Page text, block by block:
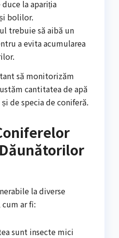
la apariția
bolilor.
trebuie să aibă un
a evita acumularea
să monitorizăm
cantitatea de apă
de specia de coniferă.
la diverse
ar fi:
sunt insecte mici